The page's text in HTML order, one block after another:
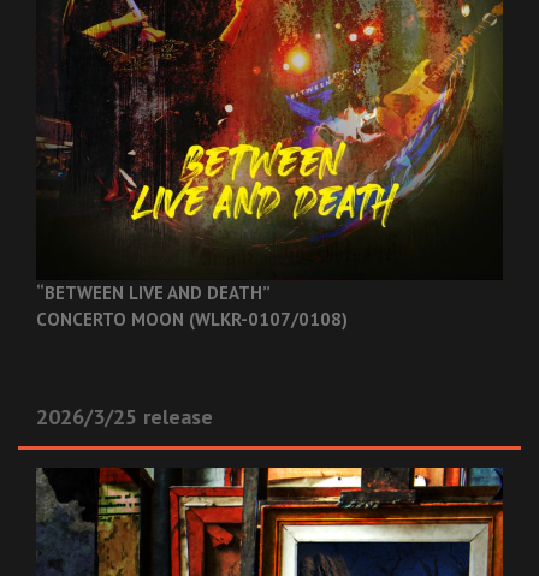
“BETWEEN LIVE AND DEATH”
CONCERTO MOON (WLKR-0107/0108)
2026/3/25 release